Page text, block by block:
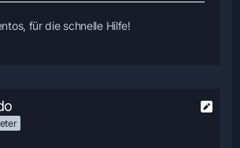
für die schnelle Hilfe!